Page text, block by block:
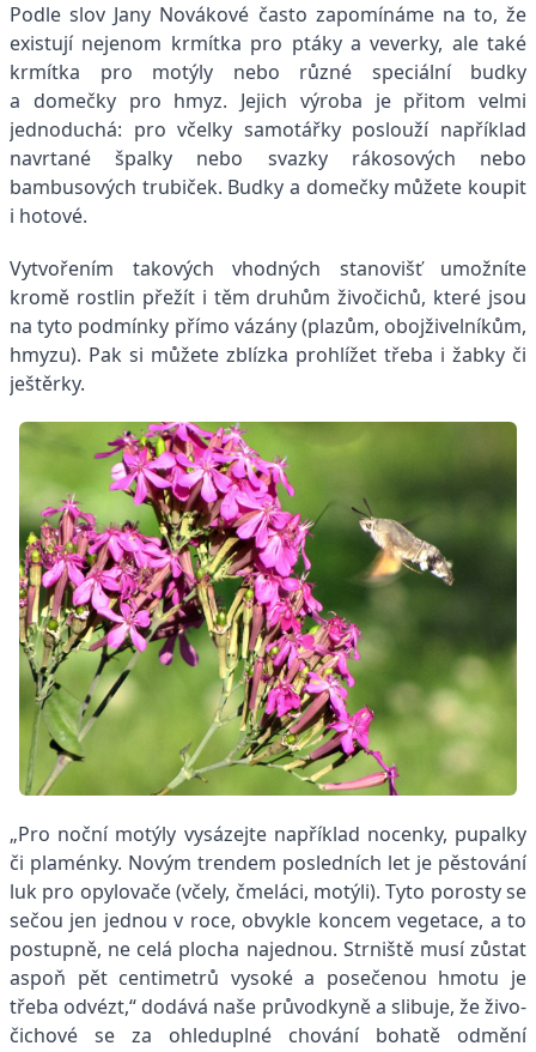
Podle slov Jany Novákové často zapomínáme na to, že
existují nejenom krmítka pro ptáky a veverky, ale také
krmítka pro motýly nebo různé speciální budky
a domečky pro hmyz. Jejich výroba je přitom velmi
jednoduchá: pro včelky samotářky poslouží například
navrtané špalky nebo svazky rákosových nebo
bambusových trubiček. Budky a domečky můžete koupit
i hotové.
Vytvořením takových vhodných stanovišť umožníte
kromě rostlin přežít i těm druhům živočichů, které jsou
na tyto podmínky přímo vázány (plazům, obojživelníkům,
hmyzu). Pak si můžete zblízka prohlížet třeba i žabky či
ješ­těrky.
„Pro noční motýly vysázejte například nocenky, pupalky
či plaménky. Novým trendem posledních let je pěstování
luk pro opylovače (včely, čmeláci, motýli). Tyto porosty se
sečou jen jednou v roce, obvykle koncem vegetace, a to
postupně, ne celá plocha najednou. Strniště musí zůstat
aspoň pět centimetrů vysoké a posečenou hmotu je
třeba odvézt,“ dodává naše průvodkyně a slibuje, že živo­
čichové se za ohleduplné chování bohatě odmění